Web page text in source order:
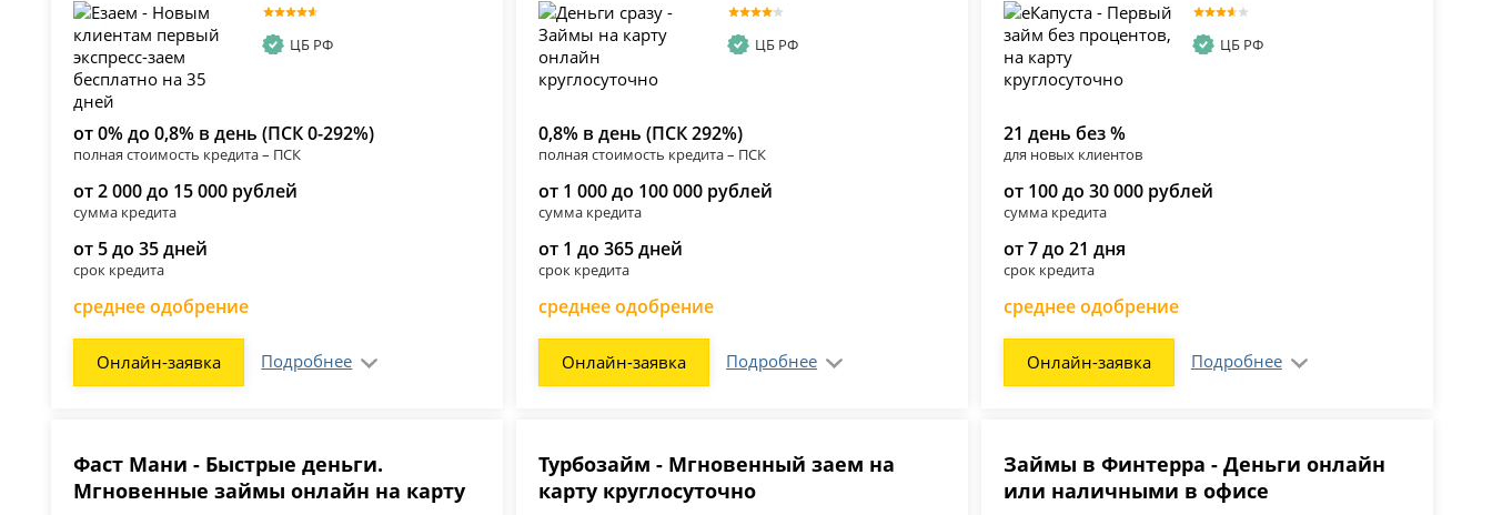
ЦБ РФ
от 0% до 0,8% в день (ПСК 0-292%)
полная стоимость кредита – ПСК
от 2 000 до 15 000 рублей
сумма кредита
от 5 до 35 дней
срок кредита
среднее одобрение
Онлайн-заявка Подробнее
ЦБ РФ
0,8% в день (ПСК 292%)
полная стоимость кредита – ПСК
от 1 000 до 100 000 рублей
сумма кредита
от 1 до 365 дней
срок кредита
среднее одобрение
Онлайн-заявка Подробнее
ЦБ РФ
21 день без %
для новых клиентов
от 100 до 30 000 рублей
сумма кредита
от 7 до 21 дня
срок кредита
среднее одобрение
Онлайн-заявка Подробнее
Фаст Мани - Быстрые деньги.
Мгновенные займы онлайн на карту
Турбозайм - Мгновенный заем на
карту круглосуточно
Займы в Финтерра - Деньги онлайн
или наличными в офисе